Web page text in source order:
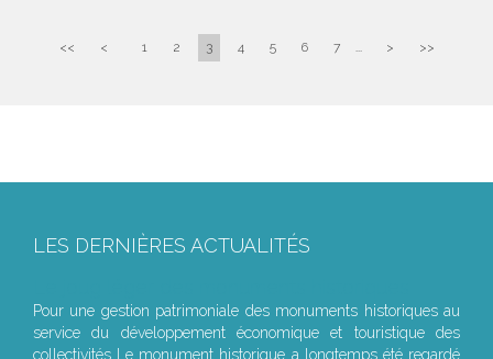
<< < 1 2 3 4 5 6 7 ... > >>
LES DERNIÈRES ACTUALITÉS
Pour une gestion patrimoniale des monuments historiques au
service du développement économique et touristique des
collectivités Le monument historique a longtemps été regardé